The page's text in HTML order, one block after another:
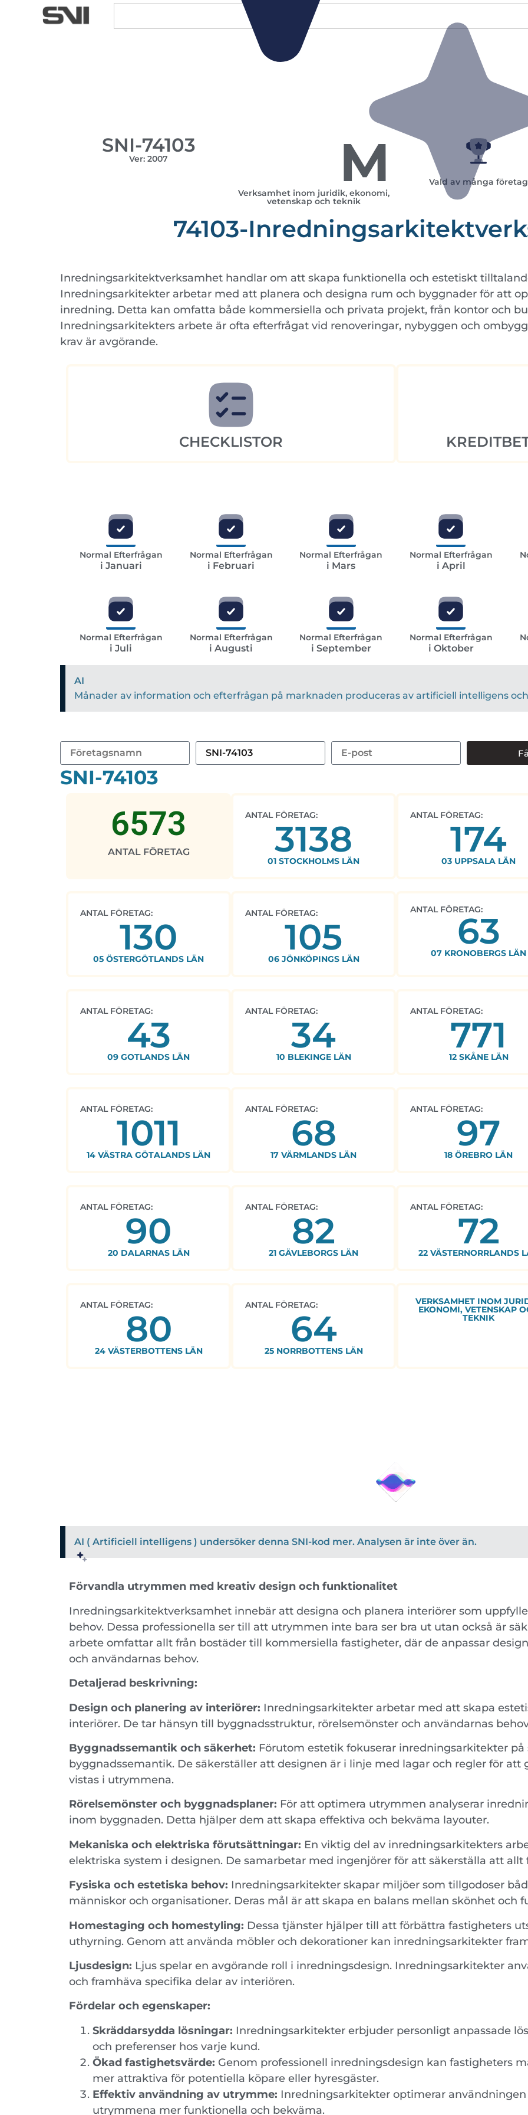
SNI-74103
Ver: 2007 M
Verksamhet inom juridik, ekonomi,
vetenskap och teknik
Vald av många företag
74103-
Inredningsarkitektverksamhet handlar om att skapa funktionella och estetiskt
Inredningsarkitekter arbetar med att planera och designa rum och byggnader för att
inredning. Detta kan omfatta både kommersiella och privata projekt, från kontor och
Inredningsarkitekters arbete är ofta efterfrågat vid renoveringar, nybyggen och
krav är avgörande.
CHECKLISTOR
Normal Efterfrågan
i Januari
Normal Efterfrågan
i Februari
Normal Efterfrågan
i Mars
Normal Efterfrågan
i April
Normal Efterfrågan
i Juli
Normal Efterfrågan
i Augusti
Normal Efterfrågan
i September
Normal Efterfrågan
i Oktober
AI
Månader av information och efterfrågan på marknaden produceras av artificiell intelligens
SNI-74103
ANTAL FÖRETAG
6573 ANTAL FÖRETAG:
3138
01 STOCKHOLMS LÄN
ANTAL FÖRETAG:
174
03 UPPSALA LÄN
ANTAL FÖRETAG:
130
05 ÖSTERGÖTLANDS LÄN
ANTAL FÖRETAG:
105
06 JÖNKÖPINGS LÄN
ANTAL FÖRETAG:
63
07 KRONOBERGS LÄN
ANTAL FÖRETAG:
43
09 GOTLANDS LÄN
ANTAL FÖRETAG:
34
10 BLEKINGE LÄN
ANTAL FÖRETAG:
771
12 SKÅNE LÄN
ANTAL FÖRETAG:
1011
14 VÄSTRA GÖTALANDS LÄN
ANTAL FÖRETAG:
68
17 VÄRMLANDS LÄN
ANTAL FÖRETAG:
97
18 ÖREBRO LÄN
ANTAL FÖRETAG:
90
20 DALARNAS LÄN
ANTAL FÖRETAG:
82
21 GÄVLEBORGS LÄN
ANTAL FÖRETAG:
72
22 VÄSTERNORRLANDS
ANTAL FÖRETAG:
80
24 VÄSTERBOTTENS LÄN
ANTAL FÖRETAG:
64
25 NORRBOTTENS LÄN
VERKSAMHET INOM
EKONOMI, VETENSKAP
TEKNIK
AI ( Artificiell intelligens ) undersöker denna SNI-kod mer. Analysen är inte över än.
Förvandla utrymmen med kreativ design och funktionalitet
Inredningsarkitektverksamhet innebär att designa och planera interiörer som
behov. Dessa professionella ser till att utrymmen inte bara ser bra ut utan också är
arbete omfattar allt från bostäder till kommersiella fastigheter, där de anpassar
och användarnas behov.
Detaljerad beskrivning:
Design och planering av interiörer: Inredningsarkitekter arbetar med att skapa
interiörer. De tar hänsyn till byggnadsstruktur, rörelsemönster och användarnas
Byggnadssemantik och säkerhet: Förutom estetik fokuserar inredningsarkitekter på
byggnadssemantik. De säkerställer att designen är i linje med lagar och regler för att
vistas i utrymmena.
Rörelsemönster och byggnadsplaner: För att optimera utrymmen analyserar
inom byggnaden. Detta hjälper dem att skapa effektiva och bekväma layouter.
Mekaniska och elektriska förutsättningar: En viktig del av inredningsarkitekters
elektriska system i designen. De samarbetar med ingenjörer för att säkerställa att
Fysiska och estetiska behov: Inredningsarkitekter skapar miljöer som tillgodoser
människor och organisationer. Deras mål är att skapa en balans mellan skönhet och
Homestaging och homestyling: Dessa tjänster hjälper till att förbättra fastigheters
uthyrning. Genom att använda möbler och dekorationer kan inredningsarkitekter
Ljusdesign: Ljus spelar en avgörande roll i inredningsdesign. Inredningsarkitekter
och framhäva specifika delar av interiören.
Fördelar och egenskaper:
Skräddarsydda lösningar: Inredningsarkitekter erbjuder personligt anpassade
och preferenser hos varje kund.
Ökad fastighetsvärde: Genom professionell inredningsdesign kan fastigheters
mer attraktiva för potentiella köpare eller hyresgäster.
Effektiv användning av utrymme: Inredningsarkitekter optimerar
utrymmena mer funktionella och bekväma.